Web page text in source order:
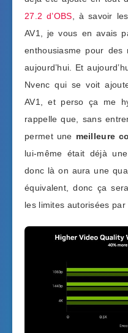
27.2 d’OBS , à savoir
AV1, je vous en avais
enthousiasme pour des
aujourd’hui. Et
Nvenc qui se voit
AV1, et perso ça me
rappelle que, sans
permet une meilleure
lui-même était déjà
donc là on aura une
équivalent, donc ça
les limites autorisées par